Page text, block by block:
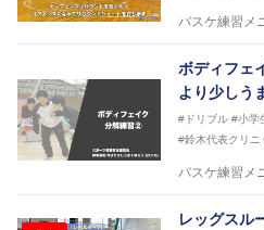
2021年～女子日本代
バスケ練習メ
ボディフェ
より少しう
#ドリブル #小学
#鈴木代表クリニ
バスケ練習メ
レッグスル